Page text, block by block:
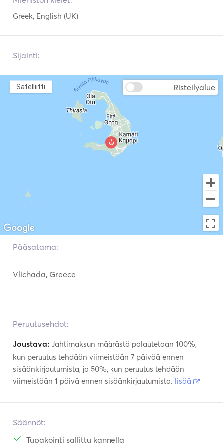
During a private full day cruise (10 hours), you will be
Greek, English (UK)
Sijainti:
Risteilyalue
Satelliitti
Pääsatama:
Vlichada, Greece
Peruutusehdot:
Joustava: Jahtimaksun määrästä palautetaan 100%,
kun peruutus tehdään viimeistään 7 päivää ennen
sisäänkirjautumista, ja 50%, kun peruutus tehdään
viimeistään 1 päivä ennen sisäänkirjautumista. lisää
Säännöt:
Tupakointi sallittu kannella